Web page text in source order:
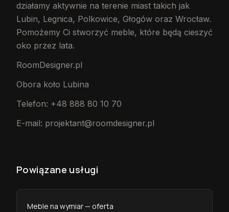
działamy aktywnie na terenie miast takich jak
Lubin, Legnica, Polkowice, Głogów oraz Wrocław.
Pomożemy Ci stworzyć meble, które będą cieszyć
oko przez lata.
RoomDesigner.pl
Obora koło Lubina
Telefon: +48 888 80 10 70
E-mail: projektant@roomdesigner.pl
Powiązane usługi
Meble na wymiar — oferta